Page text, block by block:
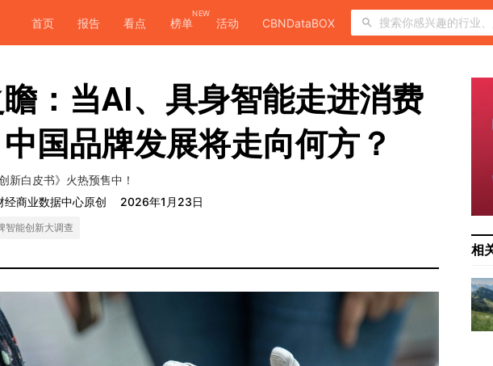
首页 报告 看点 榜单
NEW
活动 CBNDataBOX
：当AI、具身智能走进消费
国品牌发展将走向何方？
新白皮书》火热预售中！
经商业数据中心原创 2026年1月23日
智能创新大调查
相